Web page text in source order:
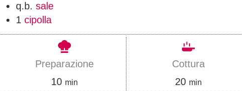
q.b. sale
1 cipolla
Preparazione
10mmin
Cottura
20mmin